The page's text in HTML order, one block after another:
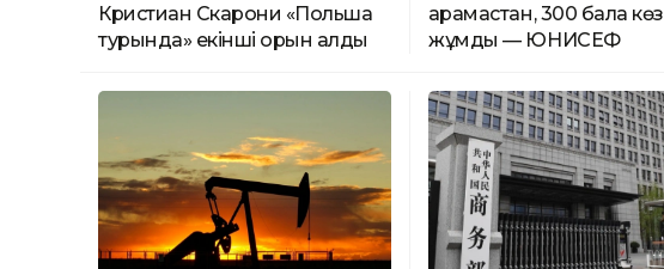
Кристиан Скарони «Польша
турында» екінші орын алды
қарамастан, 300 бала көз
жұмды — ЮНИСЕФ